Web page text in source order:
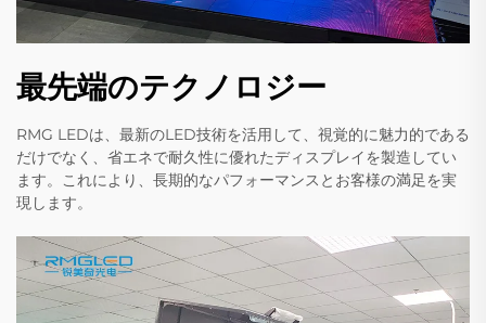
最先端のテクノロジー
RMG LEDは、最新のLED技術を活用して、視覚的に魅力的である
だけでなく、省エネで耐久性に優れたディスプレイを製造してい
ます。これにより、長期的なパフォーマンスとお客様の満足を実
現します。